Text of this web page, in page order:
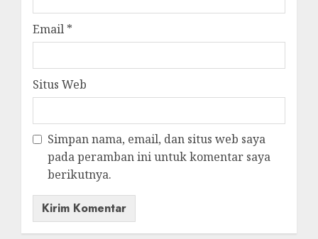
Email *
Situs Web
Simpan nama, email, dan situs web saya
pada peramban ini untuk komentar saya
berikutnya.